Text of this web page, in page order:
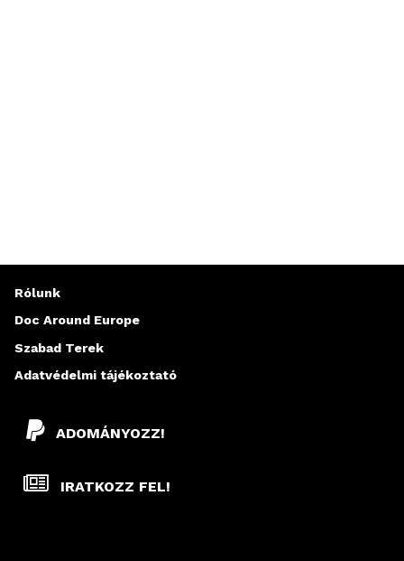
ADOMÁNYOZZ!
IRATKOZZ FEL!
Rólunk
Doc Around Europe
Szabad Terek
Adatvédelmi tájékoztató